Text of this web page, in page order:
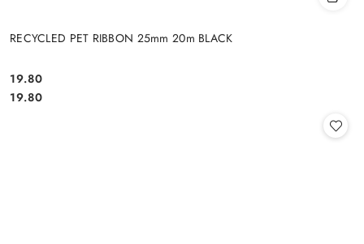
RECYCLED PET RIBBON 25mm 20m BLACK
Cena:
19.80
Cena:
19.80